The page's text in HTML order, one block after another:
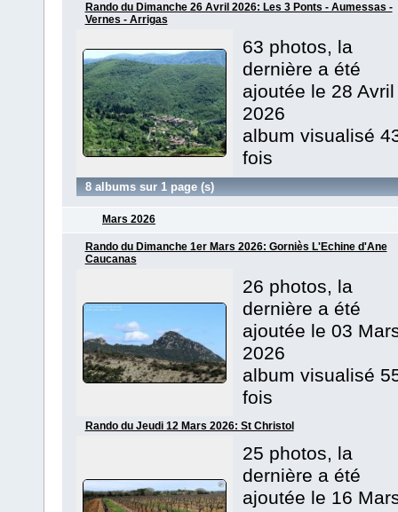
Rando du Dimanche 26 Avril 2026: Les 3 Ponts - Aumessas -
Vernes - Arrigas
63 photos, la
dernière a été
ajoutée le 28 Avril
2026
album visualisé
fois
8 albums sur 1 page (s)
Mars 2026
Rando du Dimanche 1er Mars 2026: Gorniès L'Echine d'Ane
Caucanas
26 photos, la
dernière a été
ajoutée le 03
2026
album visualisé
fois
Rando du Jeudi 12 Mars 2026: St Christol
25 photos, la
dernière a été
ajoutée le 16